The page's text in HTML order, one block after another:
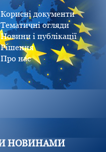
Корисні документи
Тематичні огляди
Новини і публікації
Рішення
Про нас
НОВИНАМИ